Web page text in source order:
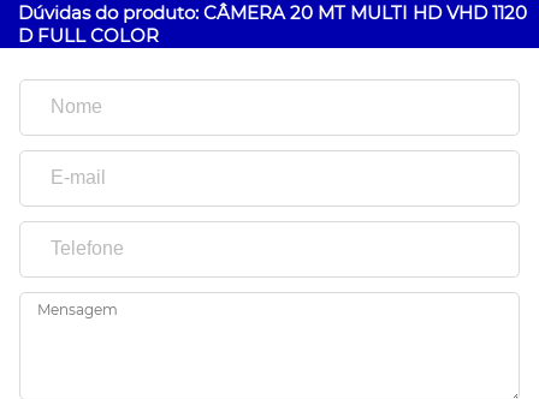
Dúvidas do produto: CÂMERA 20 MT MULTI HD VHD 1120
D FULL COLOR
Mensagem